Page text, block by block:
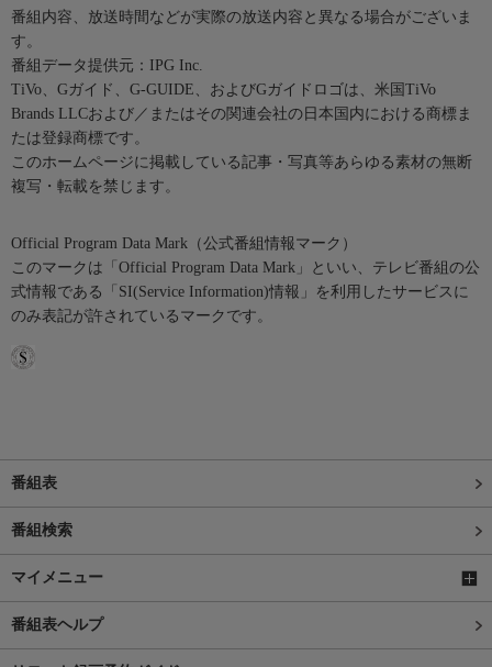
番組内容、放送時間などが実際の放送内容と異なる場合がございま
す。
番組データ提供元：IPG Inc.
TiVo、Gガイド、G-GUIDE、およびGガイドロゴは、米国TiVo
Brands LLCおよび／またはその関連会社の日本国内における商標ま
たは登録商標です。
このホームページに掲載している記事・写真等あらゆる素材の無断
複写・転載を禁じます。
Official Program Data Mark（公式番組情報マーク）
このマークは「Official Program Data Mark」といい、テレビ番組の公
式情報である「SI(Service Information)情報」を利用したサービスに
のみ表記が許されているマークです。
番組表
番組検索
マイメニュー
番組表ヘルプ